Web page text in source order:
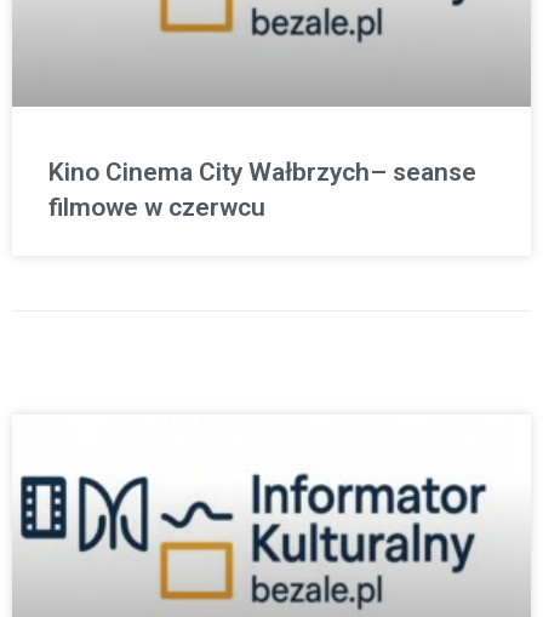
Kino Cinema City Wałbrzych– seanse
filmowe w czerwcu